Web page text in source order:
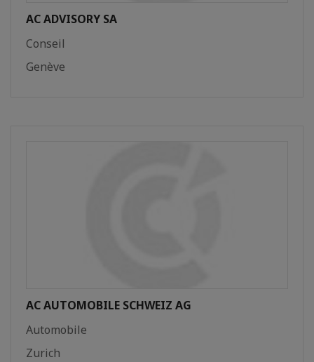
AC ADVISORY SA
Conseil
Genève
AC AUTOMOBILE SCHWEIZ AG
Automobile
Zurich